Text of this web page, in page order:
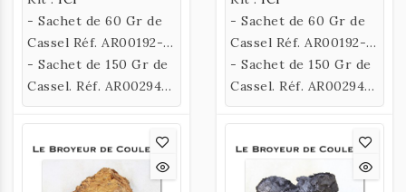
flacon de liant + une
pipette.
- Sachet de 60 Gr de
Cassel Réf. AR00192-
60gr
- Sachet de 150 Gr de
Cassel. Réf. AR00294-
150gr
flacon de liant + une
pipette.
- Sachet de 60 Gr de
Cassel Réf. AR00192-
60gr
- Sachet de 150 Gr de
Cassel. Réf. AR00294-
150gr